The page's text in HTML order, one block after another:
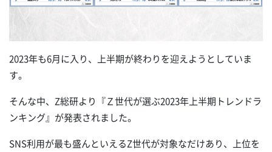
2023年も6月に入り、上半期が終わりを迎えようとしていま
す。
そんな中、Z総研より『Ｚ世代が選ぶ2023年上半期トレンドラ
ンキング』が発表されました。
SNS利用が最も盛んといえるZ世代が対象なだけあり、上位を